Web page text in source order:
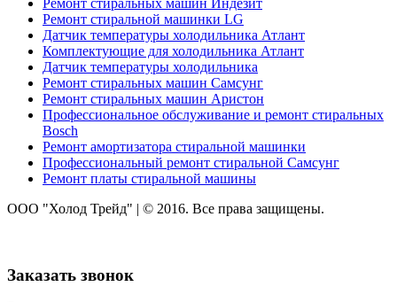
Ремонт стиральных машин Индезит
Ремонт стиральной машинки LG
Датчик температуры холодильника Атлант
Комплектующие для холодильника Атлант
Датчик температуры холодильника
Ремонт стиральных машин Самсунг
Ремонт стиральных машин Аристон
Профессиональное обслуживание и ремонт стиральных
Bosch
Ремонт амортизатора стиральной машинки
Профессиональный ремонт стиральной Самсунг
Ремонт платы стиральной машины
ООО "Холод Трейд" | © 2016. Все права защищены.
Заказать звонок